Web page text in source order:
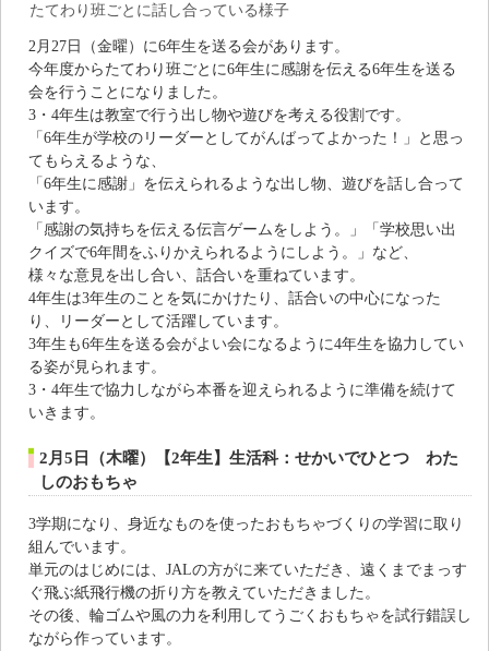
たてわり班ごとに話し合っている様子
2月27日（金曜）に6年生を送る会があります。
今年度からたてわり班ごとに6年生に感謝を伝える6年生を送る
会を行うことになりました。
3・4年生は教室で行う出し物や遊びを考える役割です。
「6年生が学校のリーダーとしてがんばってよかった！」と思っ
てもらえるような、
「6年生に感謝」を伝えられるような出し物、遊びを話し合って
います。
「感謝の気持ちを伝える伝言ゲームをしよう。」「学校思い出
クイズで6年間をふりかえられるようにしよう。」など、
様々な意見を出し合い、話合いを重ねています。
4年生は3年生のことを気にかけたり、話合いの中心になった
り、リーダーとして活躍しています。
3年生も6年生を送る会がよい会になるように4年生を協力してい
る姿が見られます。
3・4年生で協力しながら本番を迎えられるように準備を続けて
いきます。
2月5日（木曜）【2年生】生活科：せかいでひとつ わた
しのおもちゃ
3学期になり、身近なものを使ったおもちゃづくりの学習に取り
組んでいます。
単元のはじめには、JALの方がに来ていただき、遠くまでまっす
ぐ飛ぶ紙飛行機の折り方を教えていただきました。
その後、輪ゴムや風の力を利用してうごくおもちゃを試行錯誤し
ながら作っています。